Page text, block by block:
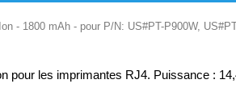
- 1800 mAh - pour P/N: US#PT-P900W,
pour les imprimantes RJ4. Puissance :